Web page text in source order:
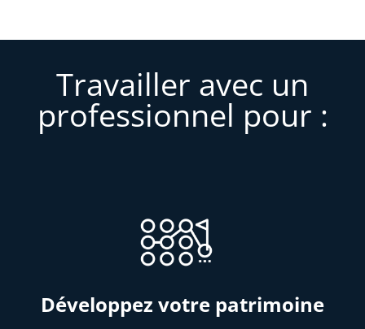
Travailler avec un
professionnel pour :
Développez votre patrimoine